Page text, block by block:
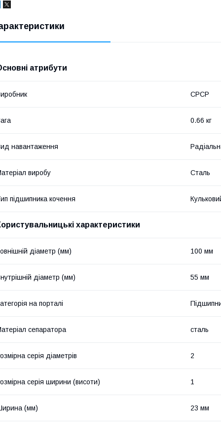
атрибути
СРСР
0.66 кг
навантаження
виробу Сталь
підшипника кочення
характеристики
діаметр (мм) 100 мм
діаметр (мм) 55 мм
на порталі
сепаратора сталь
серія діаметрів 2
серія ширини (висоти) 1
(мм) 23 мм